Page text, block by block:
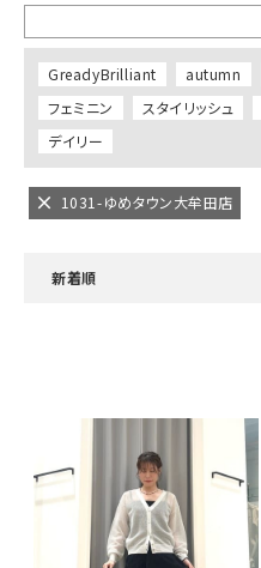
GreadyBrilliant autumn
フェミニン
スタイリッシュ
デイリー
1031-ゆめタウン大牟田店
新着順